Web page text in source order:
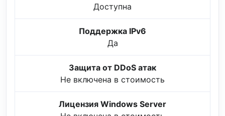
Доступна
Поддержка IPv6
Да
Защита от DDoS атак
Не включена в стоимость
Лицензия Windows Server